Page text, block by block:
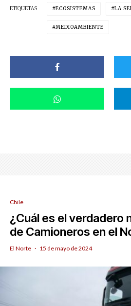
ETIQUETAS ECOSISTEMAS LA
MEDIOAMBIENTE
Chile
¿Cuál es el verdadero
de Camioneros en el
El Norte · 15 de mayo de 2024